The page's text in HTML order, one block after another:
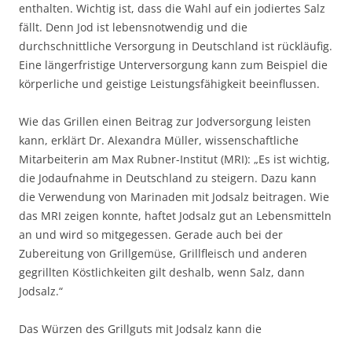
enthalten. Wichtig ist, dass die Wahl auf ein jodiertes Salz
fällt. Denn Jod ist lebensnotwendig und die
durchschnittliche Versorgung in Deutschland ist rückläufig.
Eine längerfristige Unterversorgung kann zum Beispiel die
körperliche und geistige Leistungsfähigkeit beeinflussen.
Wie das Grillen einen Beitrag zur Jodversorgung leisten
kann, erklärt Dr. Alexandra Müller, wissenschaftliche
Mitarbeiterin am Max Rubner-Institut (MRI): „Es ist wichtig,
die Jodaufnahme in Deutschland zu steigern. Dazu kann
die Verwendung von Marinaden mit Jodsalz beitragen. Wie
das MRI zeigen konnte, haftet Jodsalz gut an Lebensmitteln
an und wird so mitgegessen. Gerade auch bei der
Zubereitung von Grillgemüse, Grillfleisch und anderen
gegrillten Köstlichkeiten gilt deshalb, wenn Salz, dann
Jodsalz.“
Das Würzen des Grillguts mit Jodsalz kann die